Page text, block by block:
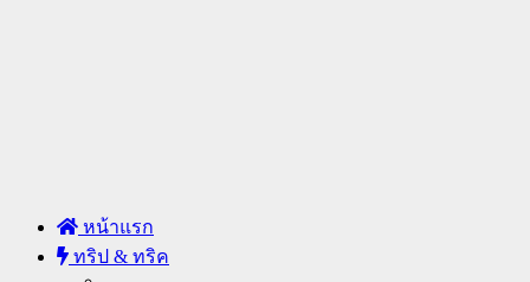
หน้าแรก
ทริป & ทริค